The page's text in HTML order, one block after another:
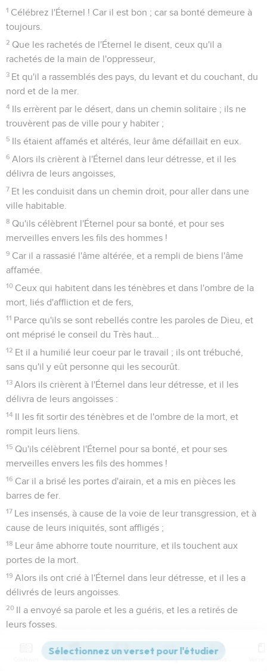
1 Célébrez l'Éternel ! Car il est bon ; car sa bonté demeure à
toujours.
2 Que les rachetés de l'Éternel le disent, ceux qu'il a
rachetés de la main de l'oppresseur,
3 Et qu'il a rassemblés des pays, du levant et du couchant, du
nord et de la mer.
4 Ils errèrent par le désert, dans un chemin solitaire ; ils ne
trouvèrent pas de ville pour y habiter ;
5 Ils étaient affamés et altérés, leur âme défaillait en eux.
6 Alors ils crièrent à l'Éternel dans leur détresse, et il les
délivra de leurs angoisses,
7 Et les conduisit dans un chemin droit, pour aller dans une
ville habitable.
8 Qu'ils célèbrent l'Éternel pour sa bonté, et pour ses
merveilles envers les fils des hommes !
9 Car il a rassasié l'âme altérée, et a rempli de biens l'âme
affamée.
10 Ceux qui habitent dans les ténèbres et dans l'ombre de la
mort, liés d'affliction et de fers,
11 Parce qu'ils se sont rebellés contre les paroles de Dieu, et
ont méprisé le conseil du Très haut...
12 Et il a humilié leur coeur par le travail ; ils ont trébuché,
sans qu'il y eût personne qui les secourût.
13 Alors ils crièrent à l'Éternel dans leur détresse, et il les
délivra de leurs angoisses :
14 Il les fit sortir des ténèbres et de l'ombre de la mort, et
rompit leurs liens.
15 Qu'ils célèbrent l'Éternel pour sa bonté, et pour ses
merveilles envers les fils des hommes !
16 Car il a brisé les portes d'airain, et a mis en pièces les
barres de fer.
17 Les insensés, à cause de la voie de leur transgression, et à
cause de leurs iniquités, sont affligés ;
18 Leur âme abhorre toute nourriture, et ils touchent aux
portes de la mort.
19 Alors ils ont crié à l'Éternel dans leur détresse, et il les a
délivrés de leurs angoisses.
20 Il a envoyé sa parole et les a guéris, et les a retirés de
leurs fosses.
Qu'ils célèbrent l'Éternel pour sa bonté, et pour ses
merveilles envers les fils des hommes,
Versions Commentaires Strong